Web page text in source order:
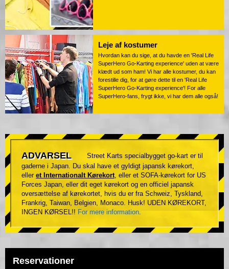
Leje af kostumer
Hvordan kan du sige, at du havde en 'Real Life
SuperHero Go-Karting experience' uden at være
klædt ud som ham! Vi har alle kostumer, du kan
forestille dig, for at gøre dette til en 'Real Life
SuperHero Go-Karting experience'! For alle
SuperHero-fans, frygt ikke, vi har dem alle også!
ADVARSEL
Street Karts specialbygget go-kart er til
gaderne i Japan. Du skal have et gyldigt japansk kørekort,
eller et Internationalt Kørekort, eller et SOFA-kørekort for US
Forces Japan, eller dit eget kørekort og en officiel japansk
oversættelse af kørekortet, hvis du er fra Schweiz, Tyskland,
Frankrig, Taiwan, Belgien, Monaco. Husk! UDEN KØREKORT,
INGEN KØRSEL!! For mere information.
Reservationer